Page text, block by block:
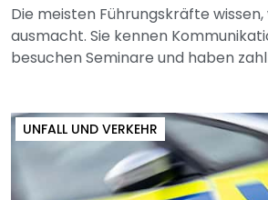
Die meisten Führungskräfte
ausmacht. Sie kennen
besuchen Seminare und haben
UNFALL UND VERKEHR